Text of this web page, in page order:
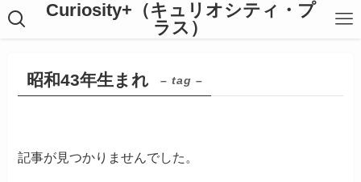
Curiosity+（キュリオシティ・プ
ラス）
昭和43年生まれ – tag –
記事が見つかりませんでした。